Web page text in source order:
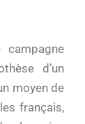
d’un
moyen de
français,